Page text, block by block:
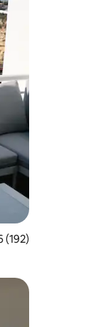
promedio:
(192)